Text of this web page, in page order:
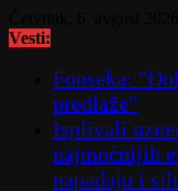
to
Vesti:
Fonseka:
predlaže"
Isplivali
najmoćnijih
napadaju i